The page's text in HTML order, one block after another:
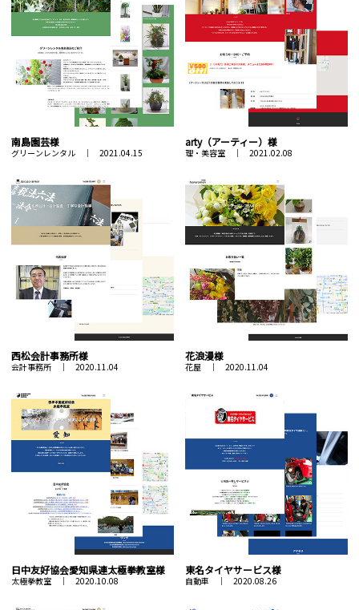
南島園芸様
グリーンレンタル ｜ 2021.04.15
arty（アーティー）様
理・美容室 ｜ 2021.02.08
西松会計事務所様
会計事務所 ｜ 2020.11.04
花浪漫様
花屋 ｜ 2020.11.04
日中友好協会愛知県連太極拳教室様
太極拳教室 ｜ 2020.10.08
東名タイヤサービス様
自動車 ｜ 2020.08.26